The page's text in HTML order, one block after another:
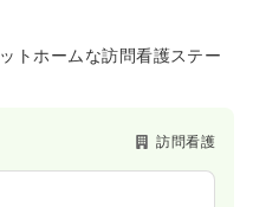
トホームな訪問看護ステー
訪問看護